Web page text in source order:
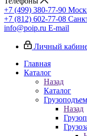
+7 (499) 380-77-90
+7 (812) 602-77-08
info@poip.ru E-mail
Личный
Главная
Каталог
Назад
Каталог
Назад